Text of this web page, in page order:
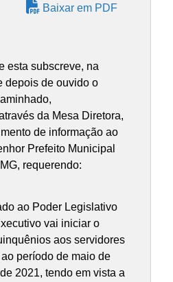
Baixar em PDF
esta subscreve, na
depois de ouvido o
da Mesa Diretora,
de informação ao
Prefeito Municipal
requerendo:
ao Poder Legislativo
vai iniciar o
aos servidores
período de maio de
2021, tendo em vista a